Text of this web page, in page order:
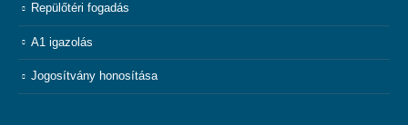
Repülőtéri fogadás
A1 igazolás
Jogosítvány honosítása